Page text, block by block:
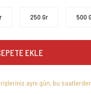
250 Gr 500
EKLE
aynı gün, bu